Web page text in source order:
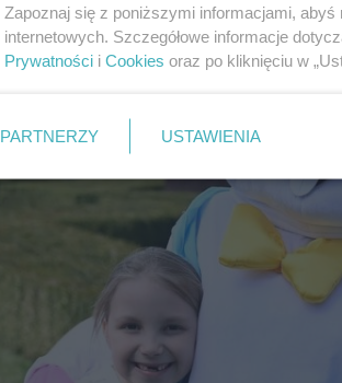
Zapoznaj się z poniższymi informacjami,
internetowych. Szczegółowe informacje
Prywatności i Cookies oraz po kliknięciu w
PARTNERZY USTAWIENIA